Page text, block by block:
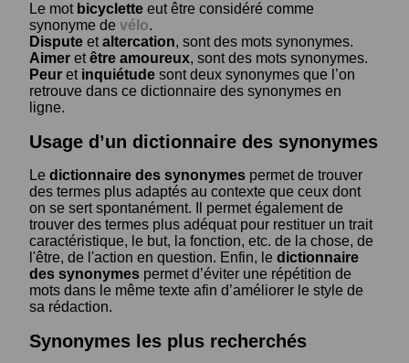
Le mot bicyclette eut être considéré comme
synonyme de vélo.
Dispute etaltercation, sont des mots synonymes.
Aimer etêtre amoureux, sont des mots synonymes.
Peur et inquiétude sont deux synonymes que l’on
retrouve dans ce dictionnaire des synonymes en
ligne.
Usage d’un dictionnaire des synonymes
Le dictionnaire des synonymes permet de trouver
des termes plus adaptés au contexte que ceux dont
on se sert spontanément. Il permet également de
trouver des termes plus adéquat pour restituer un trait
caractéristique, le but, la fonction, etc. de la chose, de
l'être, de l'action en question. Enfin, le dictionnaire
des synonymes permet d’éviter une répétition de
mots dans le même texte afin d’améliorer le style de
sa rédaction.
Synonymes les plus recherchés